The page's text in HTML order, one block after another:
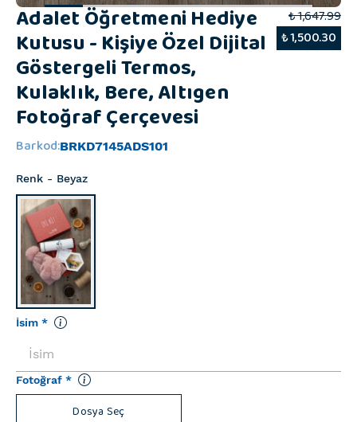
Adalet Öğretmeni Hediye
Kutusu - Kişiye Özel Dijital
Göstergeli Termos,
Kulaklık, Bere, Altıgen
Fotoğraf Çerçevesi
₺ 1,647.99
₺ 1,500.30
Barkod:BRKD7145ADS101
Renk - Beyaz
İsim *
Fotoğraf *
Dosya Seç